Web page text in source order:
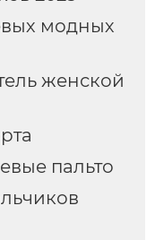
модных
женской
пальто